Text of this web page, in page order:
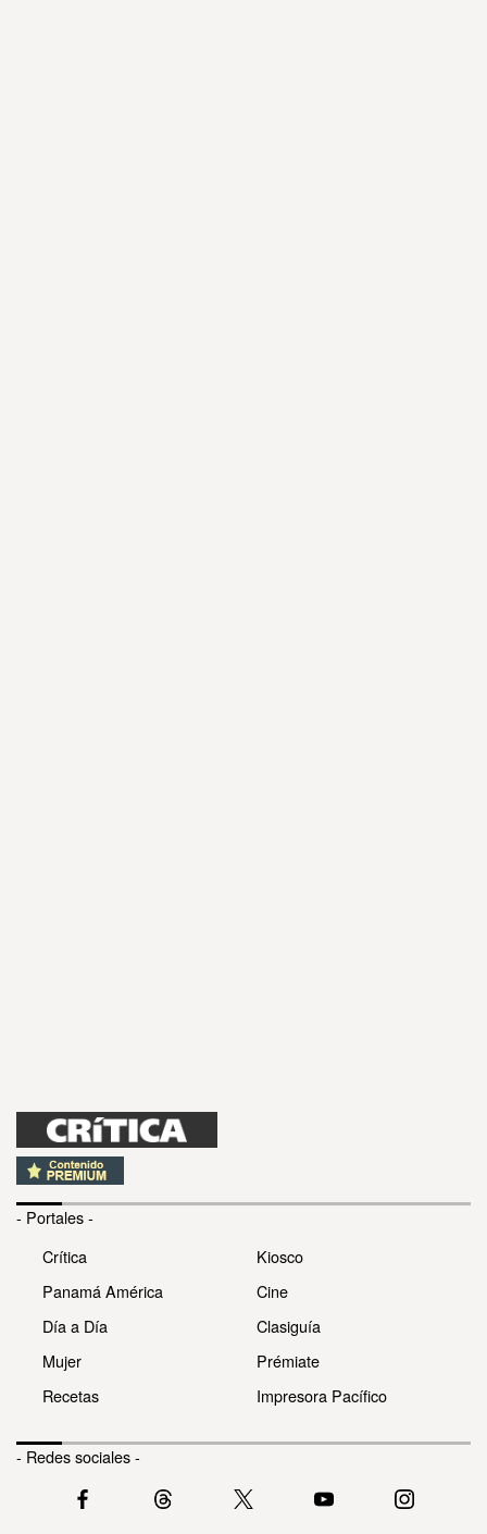
- Portales -
Crítica
Panamá América
Día a Día
Mujer
Recetas
Kiosco
Cine
Clasiguía
Prémiate
Impresora Pacífico
- Redes sociales -